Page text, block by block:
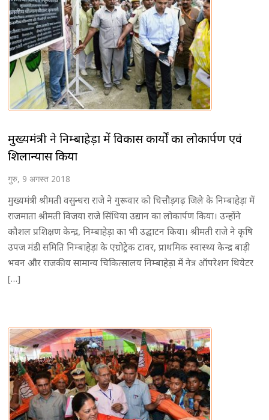
मुख्यमंत्री ने निम्बाहेड़ा में विकास कार्यों का लोकार्पण एवं
शिलान्यास किया
गुरु, 9 अगस्त 2018
मुख्यमंत्री श्रीमती वसुन्धरा राजे ने गुरूवार को चित्तौड़गढ़ जिले के निम्बाहेड़ा में
राजमाता श्रीमती विजया राजे सिंधिया उद्यान का लोकार्पण किया। उन्होंने
कौशल प्रशिक्षण केन्द्र, निम्बाहेड़ा का भी उद्घाटन किया। श्रीमती राजे ने कृषि
उपज मंडी समिति निम्बाहेड़ा के एग्रोट्रेक टावर, प्राथमिक स्वास्थ्य केन्द्र बाड़ी
भवन और राजकीय सामान्य चिकित्सालय निम्बाहेड़ा में नेत्र ऑपरेशन थियेटर
[…]